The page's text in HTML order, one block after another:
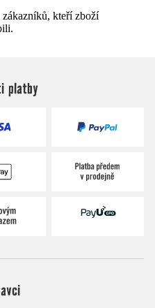
kteří zboží
platby